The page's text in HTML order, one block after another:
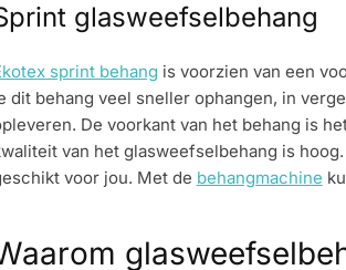
glasweefselbehang
sprint behang is voorzien van een
dit behang veel sneller ophangen, in
De voorkant van het behang is
van het glasweefselbehang is
voor jou. Met de behangmachine